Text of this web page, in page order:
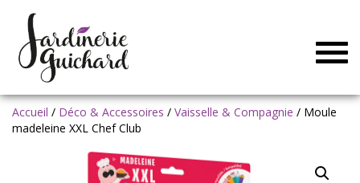
Accueil / Déco & Accessoires / Vaisselle & Compagnie / Moule
madeleine XXL Chef Club